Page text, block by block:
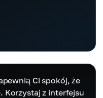
Ci spokój, że
Korzystaj z interfejsu